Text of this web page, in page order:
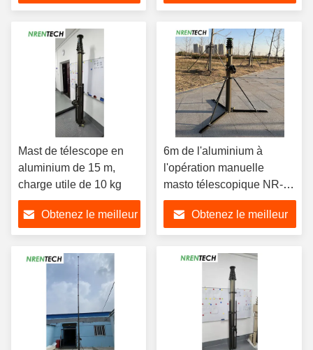
Mast de télescope en
aluminium de 15 m,
charge utile de 10 kg
Obtenez le meilleur
6m de l'aluminium à
l'opération manuelle
masto télescopique NR-
M1700-6000 masto
télescopique, masto
d'antenne, masto CCTV
Obtenez le meilleur